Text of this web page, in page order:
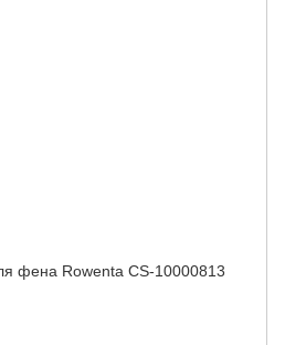
фена Rowenta CS-10000813